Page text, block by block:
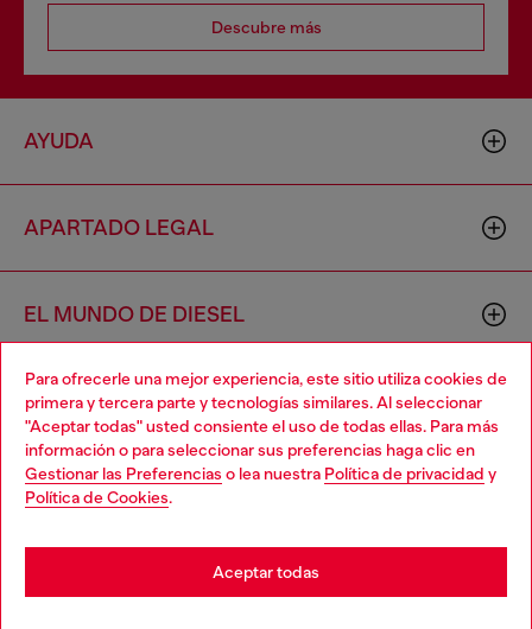
Para ofrecerle una mejor experiencia, este sitio utiliza cookies de
primera y tercera parte y tecnologías similares. Al seleccionar
"Aceptar todas" usted consiente el uso de todas ellas. Para más
información o para seleccionar sus preferencias haga clic en
Gestionar las Preferencias o lea nuestra Política de privacidad y
Política de Cookies.
Aceptar todas
Descubre más
AYUDA
APARTADO LEGAL
EL MUNDO DE DIESEL
CORPORATIVO
Country: MX Language: ES
Choose your location
You are currently browsing México website, but it seems you
may be based in United States